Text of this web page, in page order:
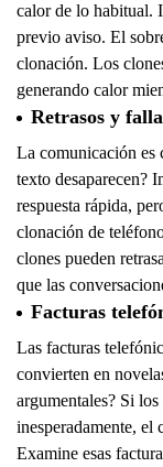
calor de lo habitual.
previo aviso. El
clonación. Los
generando calor
Retrasos y
La comunicación es
texto desaparecen?
respuesta rápida,
clonación de
clones pueden
que las
Facturas
Las facturas
convierten en
argumentales? Si
inesperadamente, el
Examine esas